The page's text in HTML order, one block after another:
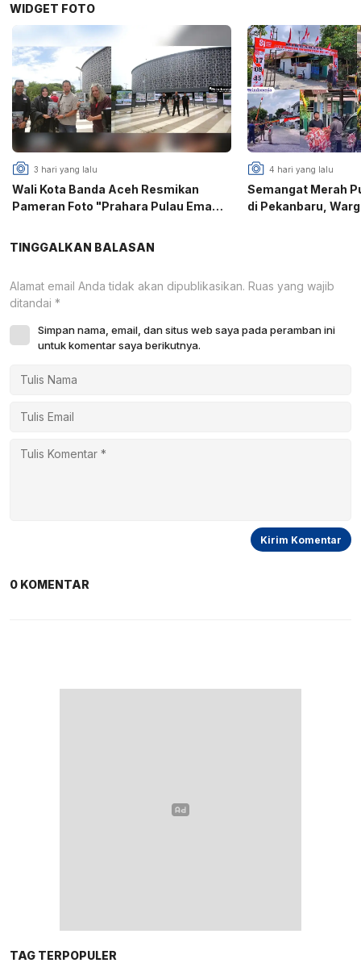
WIDGET FOTO
3 hari yang lalu
Wali Kota Banda Aceh Resmikan
Pameran Foto "Prahara Pulau Emas",
Bencana
4 hari yang lalu
Semangat Merah
di Pekanbaru,
TINGGALKAN BALASAN
Alamat email Anda tidak akan dipublikasikan. Ruas yang wajib
ditandai *
Simpan nama, email, dan situs web saya pada peramban ini
untuk komentar saya berikutnya.
0 KOMENTAR
TAG TERPOPULER